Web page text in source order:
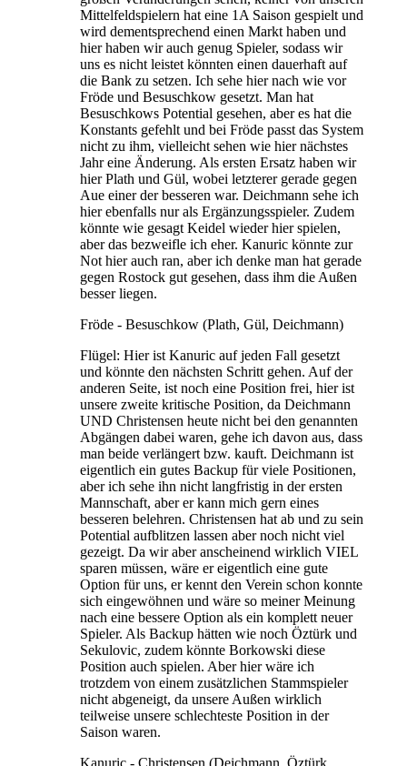
Mittelfeldspielern hat eine 1A Saison gespielt und
wird dementsprechend einen Markt haben und
hier haben wir auch genug Spieler, sodass wir
uns es nicht leistet könnten einen dauerhaft auf
die Bank zu setzen. Ich sehe hier nach wie vor
Fröde und Besuschkow gesetzt. Man hat
Besuschkows Potential gesehen, aber es hat die
Konstants gefehlt und bei Fröde passt das System
nicht zu ihm, vielleicht sehen wie hier nächstes
Jahr eine Änderung. Als ersten Ersatz haben wir
hier Plath und Gül, wobei letzterer gerade gegen
Aue einer der besseren war. Deichmann sehe ich
hier ebenfalls nur als Ergänzungsspieler. Zudem
könnte wie gesagt Keidel wieder hier spielen,
aber das bezweifle ich eher. Kanuric könnte zur
Not hier auch ran, aber ich denke man hat gerade
gegen Rostock gut gesehen, dass ihm die Außen
besser liegen.
Fröde - Besuschkow (Plath, Gül, Deichmann)
Flügel: Hier ist Kanuric auf jeden Fall gesetzt
und könnte den nächsten Schritt gehen. Auf der
anderen Seite, ist noch eine Position frei, hier ist
unsere zweite kritische Position, da Deichmann
UND Christensen heute nicht bei den genannten
Abgängen dabei waren, gehe ich davon aus, dass
man beide verlängert bzw. kauft. Deichmann ist
eigentlich ein gutes Backup für viele Positionen,
aber ich sehe ihn nicht langfristig in der ersten
Mannschaft, aber er kann mich gern eines
besseren belehren. Christensen hat ab und zu sein
Potential aufblitzen lassen aber noch nicht viel
gezeigt. Da wir aber anscheinend wirklich VIEL
sparen müssen, wäre er eigentlich eine gute
Option für uns, er kennt den Verein schon konnte
sich eingewöhnen und wäre so meiner Meinung
nach eine bessere Option als ein komplett neuer
Spieler. Als Backup hätten wie noch Öztürk und
Sekulovic, zudem könnte Borkowski diese
Position auch spielen. Aber hier wäre ich
trotzdem von einem zusätzlichen Stammspieler
nicht abgeneigt, da unsere Außen wirklich
teilweise unsere schlechteste Position in der
Saison waren.
Kanuric - Christensen (Deichmann, Öztürk,